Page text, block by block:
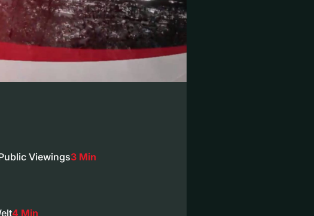
Viewings3 Min
4 Min